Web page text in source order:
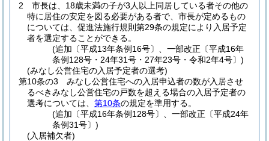
2
市長は、18歳未満の子が3人以上同居している者その他の
特に居住の安定を図る必要がある者で、市長が定めるもの
については、促進法施行規則第29条の規定により入居予定
者を選定することができる。
(追加〔平成13年条例16号〕、一部改正〔平成16年
条例128号・24年31号・27年23号・令和2年4号〕)
(みなし公営住宅の入居予定者の選考)
第10条の3
みなし公営住宅への入居申込者の数が入居させ
るべきみなし公営住宅の戸数を超える場合の入居予定者の
選考については、 第10条の規定を準用する。
(追加〔平成16年条例128号〕、一部改正〔平成24年
条例31号〕)
(入居補欠者)